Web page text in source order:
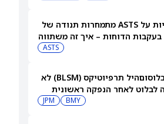
האופציות על ASTS מתמחרות תנודה של
13.9% בעקבות הדוחות – איך זה משתווה
ASTS
מניית בלוסוםהיל תרפיוטיקס (BLSM) לא
לבלוט לאחר הנפקה ראשונית
BMY
JPM